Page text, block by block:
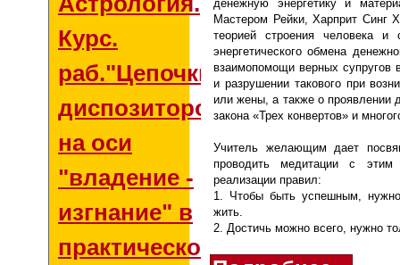
Курс.
раб."Цепочки
диспозиторов
на оси
"владение -
изгнание" в
практической
денежную энергетику и
Мастером Рейки, Харприт Синг
теорией строения человека и
энергетического обмена
взаимопомощи верных супругов
и разрушении такового при
или жены, а также о проявлении
закона «Трех конвертов» и
Учитель желающим дает
проводить медитации с
реализации правил:
1. Чтобы быть успешным,
жить.
2. Достичь можно всего, нужно